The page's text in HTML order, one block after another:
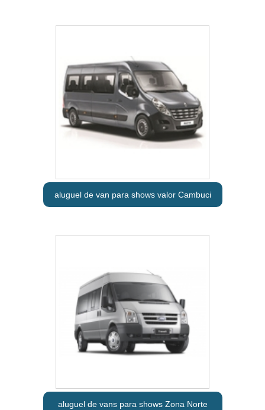
aluguel de van para shows valor Cambuci
aluguel de vans para shows Zona Norte